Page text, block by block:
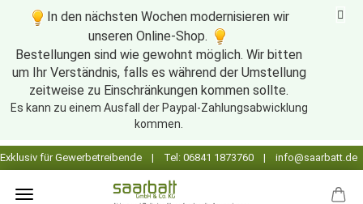
In den nächsten Wochen modernisieren wir
unseren Online-Shop.
Bestellungen sind wie gewohnt möglich. Wir bitten
um Ihr Verständnis, falls es während der Umstellung
zeitweise zu Einschränkungen kommen sollte.
Es kann zu einem Ausfall der Paypal-Zahlungsabwicklung
kommen.